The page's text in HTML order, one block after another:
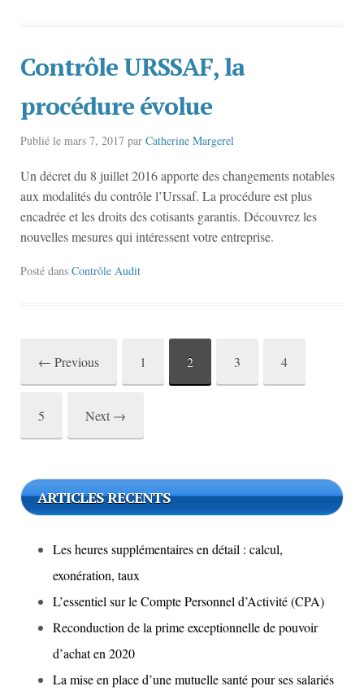
Contrôle URSSAF, la
procédure évolue
Publié le mars 7, 2017 par Catherine Margerel
Un décret du 8 juillet 2016 apporte des changements notables
aux modalités du contrôle l’Urssaf. La procédure est plus
encadrée et les droits des cotisants garantis. Découvrez les
nouvelles mesures qui intéressent votre entreprise.
Posté dans Contrôle Audit
Post
← Previous 1 2 3 4
5 Next →
ARTICLES RECENTS
Les heures supplémentaires en détail : calcul,
exonération, taux
L’essentiel sur le Compte Personnel d’Activité (CPA)
Reconduction de la prime exceptionnelle de pouvoir
d’achat en 2020
La mise en place d’une mutuelle santé pour ses salariés